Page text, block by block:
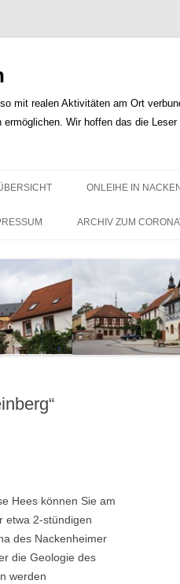
mit realen Aktivitäten am Ort
Wir hoffen das die
Inhalt
ONLEIHE IN
ARCHIV ZUM
Hees können Sie am
etwa 2-stündigen
des Nackenheimer
die Geologie des
werden